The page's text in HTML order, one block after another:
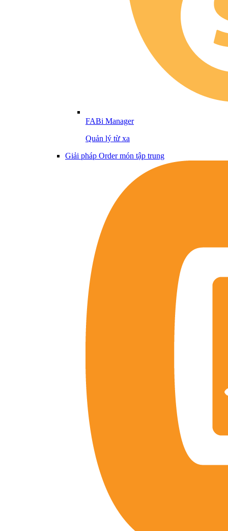
FABi Manager
Quản lý từ xa
Giải pháp Order món tập trung